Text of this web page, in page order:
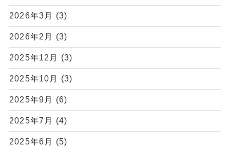
2026年3月 (3)
2026年2月 (3)
2025年12月 (3)
2025年10月 (3)
2025年9月 (6)
2025年7月 (4)
2025年6月 (5)